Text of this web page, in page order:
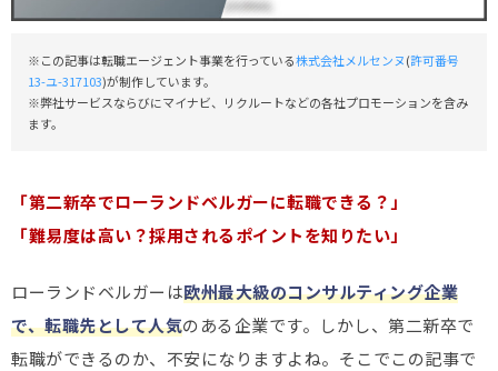
※この記事は転職エージェント事業を行っている株式会社メルセンヌ(許可番号
13-ユ-317103)が制作しています。
※弊社サービスならびにマイナビ、リクルートなどの各社プロモーションを含み
ます。
「第二新卒でローランドベルガーに転職できる？」
「難易度は高い？採用されるポイントを知りたい」
ローランドベルガーは欧州最大級のコンサルティング企業
で、転職先として人気のある企業です。しかし、第二新卒で
転職ができるのか、不安になりますよね。そこでこの記事で